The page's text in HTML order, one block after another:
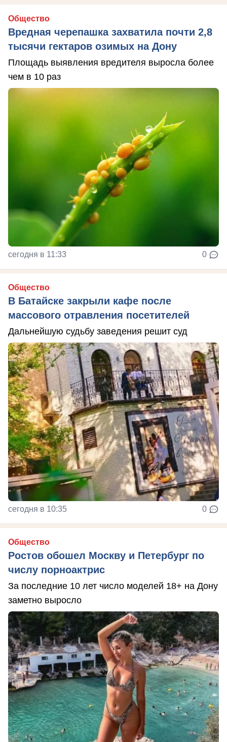
Общество
Вредная черепашка захватила почти 2,8
тысячи гектаров озимых на Дону
Площадь выявления вредителя выросла более
чем в 10 раз
сегодня в 11:33 0
Общество
В Батайске закрыли кафе после
массового отравления посетителей
Дальнейшую судьбу заведения решит суд
сегодня в 10:35 0
Общество
Ростов обошел Москву и Петербург по
числу порноактрис
За последние 10 лет число моделей 18+ на Дону
заметно выросло